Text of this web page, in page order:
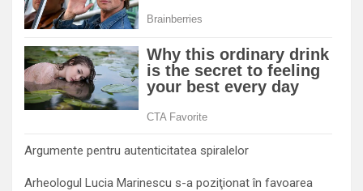
Argumente pentru autenticitatea spiralelor
Arheologul Lucia Marinescu s-a poziţionat în favoarea